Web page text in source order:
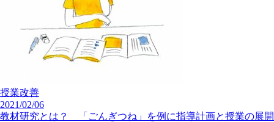
授業改善
2021/02/06
教材研究とは？ 「ごんぎつね」を例に指導計画と授業の展開